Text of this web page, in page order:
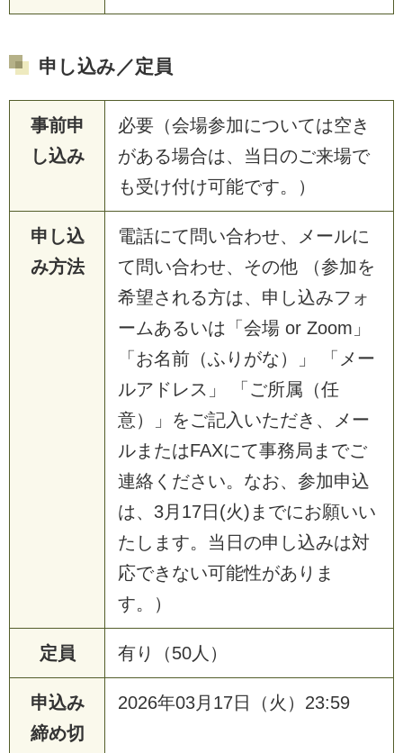
申し込み／定員
事前申
し込み
必要（会場参加については空き
がある場合は、当日のご来場で
も受け付け可能です。）
申し込
み方法
電話にて問い合わせ、メールに
て問い合わせ、その他 （参加を
希望される方は、申し込みフォ
ームあるいは「会場 or Zoom」
「お名前（ふりがな）」 「メー
ルアドレス」 「ご所属（任
意）」をご記入いただき、メー
ルまたはFAXにて事務局までご
連絡ください。なお、参加申込
は、3月17日(火)までにお願いい
たします。当日の申し込みは対
応できない可能性がありま
す。）
定員 有り（50人）
申込み
締め切
2026年03月17日（火）23:59